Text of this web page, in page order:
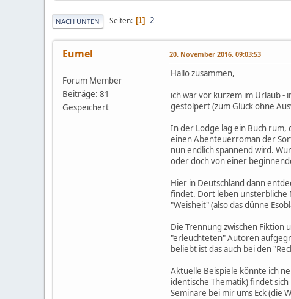
NACH UNTEN Seiten 1 2
Eumel
Forum Member
Beiträge: 81
Gespeichert
20. November 2016, 09:03:53
Hallo zusammen,
ich war vor kurzem im Urlaub -
gestolpert (zum Glück ohne
In der Lodge lag ein Buch rum,
einen Abenteuerroman der
nun endlich spannend wird.
oder doch von einer
Hier in Deutschland dann
findet. Dort leben unsterbliche
"Weisheit" (also das dünne
Die Trennung zwischen
"erleuchteten" Autoren
beliebt ist das auch bei den
Aktuelle Beispiele könnte ich
identische Thematik) findet
Seminare bei mir ums Eck (die